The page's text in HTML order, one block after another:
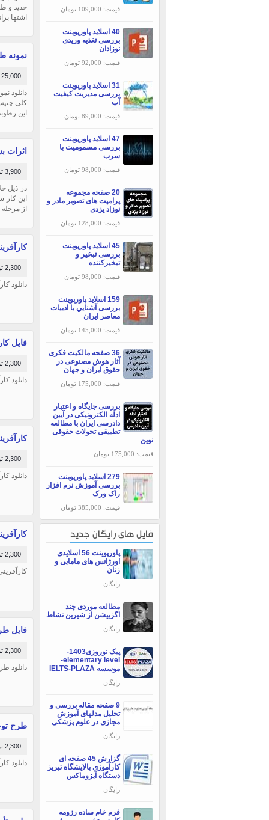
قیمت: 109,000 تومان
40 اسلاید پاورپوینت
بررسی تغذیه وریدی
نوزادان
قیمت: 92,000 تومان
31 اسلاید پاورپوینت
بررسی مديريت كيفيت
آب
قیمت: 89,000 تومان
47 اسلاید پاورپوینت
بررسی مسمومیت با
سرب
قیمت: 98,000 تومان
20 صفحه مجموعه
پرامپت های تصویر مادر و
نوزاد یزدی
قیمت: 128,000 تومان
45 اسلاید پاورپوینت
بررسی تبخير و
تبخيركننده
قیمت: 98,000 تومان
159 اسلاید پاورپوینت
بررسی آشنايي با ادبيات
معاصر ايران
قیمت: 145,000 تومان
36 صفحه مالکیت فکری
آثار هوش مصنوعی در
حقوق ایران و جهان
قیمت: 175,000 تومان
بررسی جایگاه و اعتبار
ادله الکترونیکی در آیین
دادرسی ایران با مطالعه
تطبیقی تحولات حقوقی
نوین
قیمت: 175,000 تومان
279 اسلاید پاورپوینت
بررسی آموزش نرم افزار
راک ورک
قیمت: 385,000 تومان
فایل های رایگان جدید
پاورپوینت 56 اسلایدی
اورژانس های مامایی و
زنان
رایگان
مطالعه موردی چند
اگزبیشن از شیرین نشاط
رایگان
پیک نوروزی1403-
elementary level-
موسسه IELTS-PLAZA
رایگان
9 صفحه مقاله بررسی و
تحلیل مدلهای آموزش
مجازی در علوم پزشکی
رایگان
گزارش 45 صفحه ای
کارآموزی پالایشگاه تبریز
دستگاه آیزوماکس
رایگان
فرم خام ساده رزومه
جدید و
اشتها
نمونه
25,000 تومان
کلی
اين
اثرات
3,900 تومان
در ذیل
این
از
2,300 تومان
دانلود
فایل
2,300 تومان
دانلود
2,300 تومان
دانلود
2,300 تومان
فایل
2,300 تومان
دانلود
طرح
2,300 تومان
دانلود